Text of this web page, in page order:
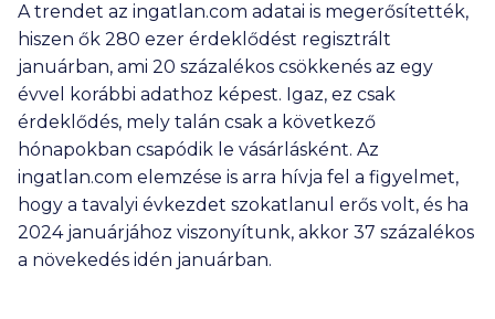
A trendet az ingatlan.com adatai is megerősítették,
hiszen ők 280 ezer érdeklődést regisztrált
januárban, ami 20 százalékos csökkenés az egy
évvel korábbi adathoz képest. Igaz, ez csak
érdeklődés, mely talán csak a következő
hónapokban csapódik le vásárlásként. Az
ingatlan.com elemzése is arra hívja fel a figyelmet,
hogy a tavalyi évkezdet szokatlanul erős volt, és ha
2024 januárjához viszonyítunk, akkor 37 százalékos
a növekedés idén januárban.